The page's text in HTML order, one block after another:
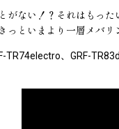
がない！？それはもっ
といまより一層メバ
TR74electro、GRF-